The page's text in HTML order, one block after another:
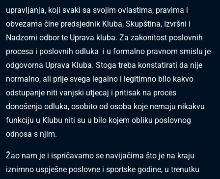
upravljanja, koji svaki sa svojim ovlastima, pravima i
obvezama čine predsjednik Kluba, Skupština, Izvršni i
Nadzorni odbor te Uprava kluba. Za zakonitost poslovnih
procesa i poslovnih odluka i u formalno pravnom smislu je
odgovorna Uprava Kluba. Stoga treba konstatirati da nije
normalno, ali prije svega legalno i legitimno bilo kakvo
odstupanje niti vanjski utjecaj i pritisak na proces
donošenja odluka, osobito od osoba koje nemaju nikakvu
funkciju u Klubu niti su u bilo kojem obliku poslovnog
odnosa s njim.
Žao nam je i ispričavamo se navijačima što je na kraju
iznimno uspješne poslovne i sportske godine, u trenutku